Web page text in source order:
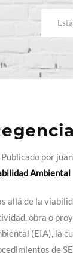
Publicado por
Ambiental
allá de la
obra o
(EIA), la
de